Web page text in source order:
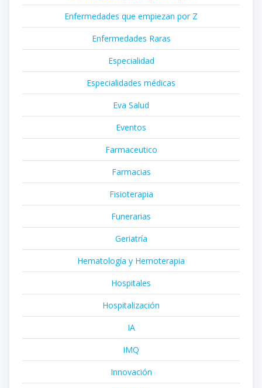
Enfermedades que empiezan por Z
Enfermedades Raras
Especialidad
Especialidades médicas
Eva Salud
Eventos
Farmaceutico
Farmacias
Fisioterapia
Funerarias
Geriatría
Hematología y Hemoterapia
Hospitales
Hospitalización
IA
IMQ
Innovación